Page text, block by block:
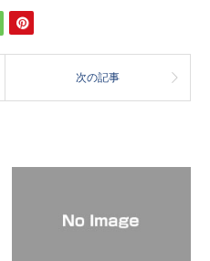
次の記事